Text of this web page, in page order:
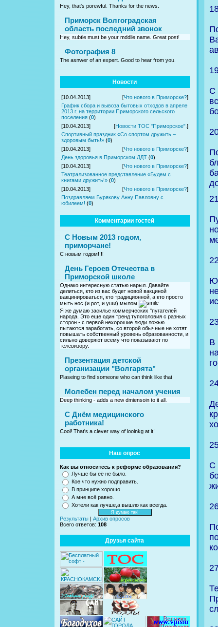
Hey, that's porewful. Thanks for the news.
Приморск Волгоградская
область последний звонок
Hey, subtle must be your mddlie name. Great post!
Фотография 8
The asnwer of an expert. Good to hear from you.
Новости
[10.04.2013] [Что нового в Приморске?]
График сбора и вывоза бытовых отходов в апреле
2013 г. на территории Приморского сельского
поселения (0)
[10.04.2013]
[Новости ТОС "Приморское". ]
Спортивный праздник «Со спортом дружить –
здоровым быть!» (0)
[10.04.2013]
[Что нового в Приморске?]
День здоровья в Приморском ДДТ (0)
[10.04.2013]
[Что нового в Приморске?]
Театрализованное представление «Будем с
книгами дружить!» (0)
[10.04.2013]
[Что нового в Приморске?]
Поздравляем Бурякову Анну Павловну с
юбилеем! (0)
Комментарии гостей
С Новым 2013 годом,
приморчане!
С новым годом!!!!
День Героев Отечества в
Приморской школе
Однако интересную статью нарыл. Давайте
делиться, кто из вас будет новой вакциной
вакцинироваться, кто традиционной, а кто просто
мыть нос (и рот, и уши) мылом
Я же думаю засилье коммерческих "пугателей
народа. Это еще один тренд тупоголовия с разных
сторон - с первой нехорошие люди ложью
пытаются заработать, со второй обычные не хотят
повышать собственный уровень образованности, и
сильно доверяют всему что показывают по
телевизору.
Презентация детской
организации "Волгарята"
Plaseing to find someone who can think like that
Молебен перед началом учения
Deep thinking - adds a new dmiensoin to it all.
C Днём медицинского
работника!
Cool! That's a clever way of looinkg at it!
Наш опрос
Как вы относитесь к реформе образования?
Лучше бы её не было.
Кое что нужно подправить.
В принципе хорошо.
А мне всё равно.
Хотели как лучше,а вышло как всегда.
Результаты
Архив опросов
Всего ответов: 108
Друзья сайта
С
В
С